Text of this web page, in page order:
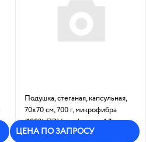
Подушка, стеганая, капсульная,
70х70 см, 700 г, микрофибра
(100% ПЭ)/ холфитекс: 1/1
ЦЕНА ПО ЗАПРОСУ